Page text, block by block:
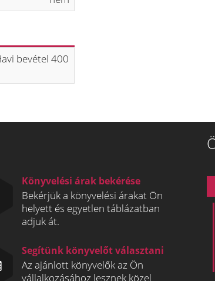
bevétel 400
Könyvelési árak bekérése
Bekérjük a könyvelési árakat Ön
helyett és egyetlen táblázatban
adjuk át.
Segítünk könyvelőt választani
Az ajánlott könyvelők az Ön
vállalkozásához lesznek közel